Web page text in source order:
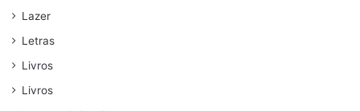
Lazer
Letras
Livros
Livros